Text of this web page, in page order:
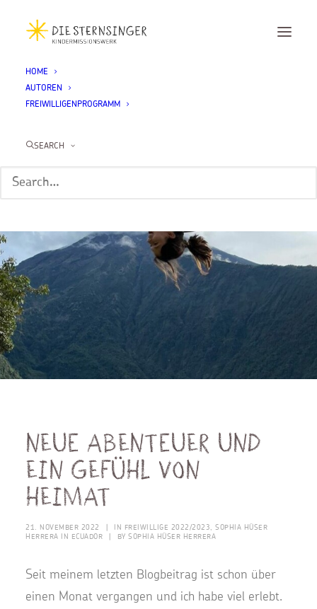
HOME
AUTOREN
FREIWILLIGENPROGRAMM
SEARCH
Neue Abenteuer und
ein Gefühl von
Heimat
21. NOVEMBER 2022 IN FREIWILLIGE 2022/2023 , SOPHIA HÜSER
HERRERA IN ECUADOR
BY SOPHIA HÜSER HERRERA
Seit meinem letzten Blogbeitrag ist schon über
einen Monat vergangen und ich habe viel erlebt.